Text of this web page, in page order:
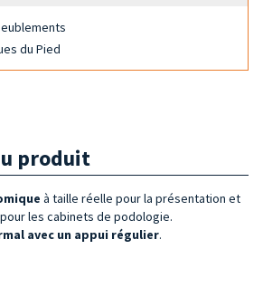
du Pied
produit
à taille réelle pour la présentation et
les cabinets de podologie.
avec un appui régulier.